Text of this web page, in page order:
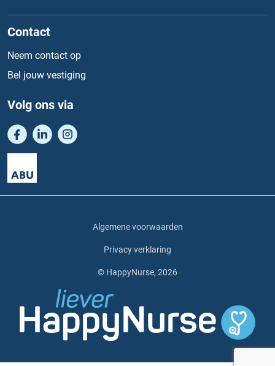
Contact
Neem contact op
Bel jouw vestiging
Volg ons via
Algemene voorwaarden
Privacy verklaring
© HappyNurse, 2026